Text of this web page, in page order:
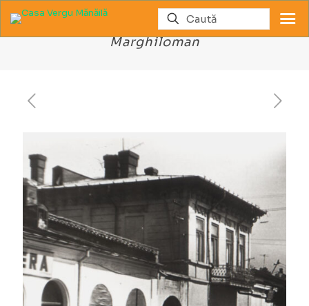
Ansamblul Strada Alexandru
Marghiloman